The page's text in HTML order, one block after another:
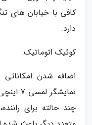
کافی با خیابان های
دارد.
کوئیک اتوماتیک:
اضافه شدن
چند حالته برای